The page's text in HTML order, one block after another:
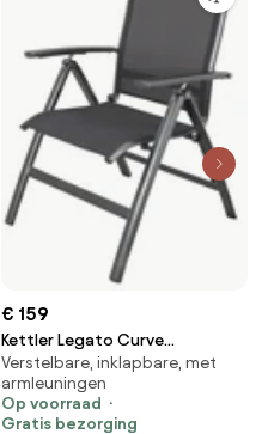
€ 159
Kettler Legato Curve
standenstoel
Verstelbare, inklapbare, met
armleuningen
Op voorraad
Gratis bezorging